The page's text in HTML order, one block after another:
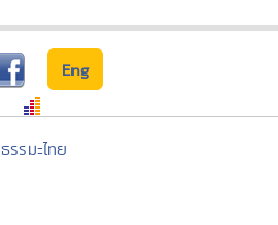
Eng
ธรรมะไทย